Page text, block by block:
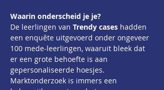
Waarin onderscheid je je?
De leerlingen van Trendy cases hadden
een enquête uitgevoerd onder ongeveer
100 mede-leerlingen, waaruit bleek dat
er een grote behoefte is aan
gepersonaliseerde hoesjes.
Marktonderzoek is immers een